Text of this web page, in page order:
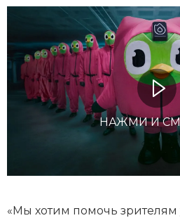
НАЖМИ И
«Мы хотим помочь зрителям